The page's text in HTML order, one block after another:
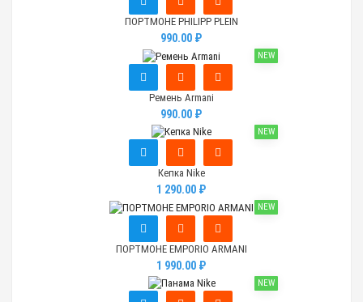
ПОРТМОНЕ PHILIPP PLEIN
990.00 ₽
NEW
Ремень Armani
990.00 ₽
NEW
Кепка Nike
1 290.00 ₽
NEW
ПОРТМОНЕ EMPORIO ARMANI
1 990.00 ₽
NEW